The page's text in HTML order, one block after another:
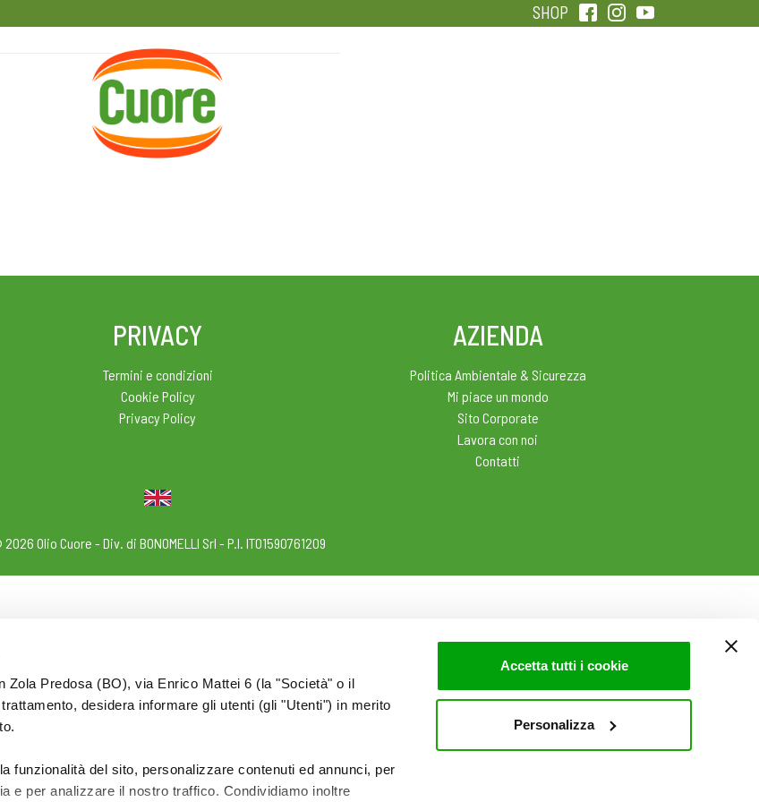
Zola Predosa (BO), via Enrico Mattei 6 (la "Società" o il
desidera informare gli utenti (gli "Utenti") in merito
funzionalità del sito, personalizzare contenuti ed annunci, per
e per analizzare il nostro traffico. Condividiamo inoltre
Accetta tutti i cookie
Personalizza
SHOP
HOME
PRIVACY
Termini e condizioni
Cookie Policy
Privacy Policy
AZIENDA
Politica Ambientale & Sicurezza
Mi piace un mondo
Sito Corporate
Lavora con noi
Contatti
Olio Cuore - Div. di BONOMELLI Srl - P.I. IT01590761209